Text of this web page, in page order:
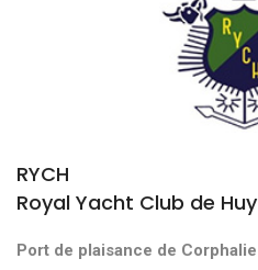
RYCH
Royal Yacht Club de Huy
Port de plaisance de Corphalie